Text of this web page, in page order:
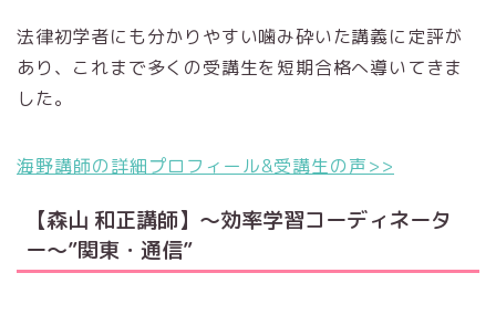
法律初学者にも分かりやすい噛み砕いた講義に定評が
あり、これまで多くの受講生を短期合格へ導いてきま
した。
海野講師の詳細プロフィール&受講生の声>>
【森山 和正講師】～効率学習コーディネータ
ー～”関東・通信”